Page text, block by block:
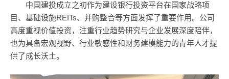
中国建投成立之初作为建设银行投资平台在国家战略项
目、基础设施REITs、并购整合等方面发挥了重要作用。公司
高度重视价值投资，注重行业趋势研究与企业发展深度陪伴，
也为具备宏观视野、行业敏感性和财务建模能力的青年人才提
供了成长沃土。